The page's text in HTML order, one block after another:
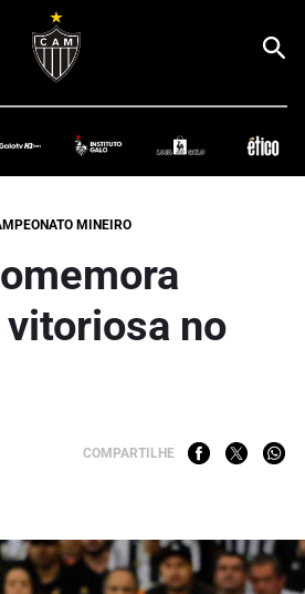
MINEIRO
no
COMPARTILHE